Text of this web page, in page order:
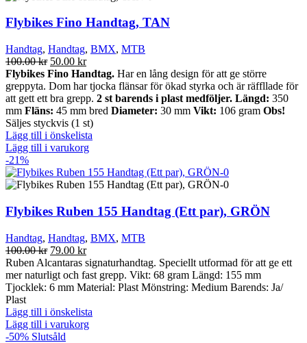
Flybikes Fino Handtag, TAN
Handtag, Handtag, BMX, MTB
100.00kr Det
ursprungliga
priset
var:
100.00 kr.
50.00 krDet
nuvarande
priset
är:
50.00 kr.
Flybikes Fino Handtag. Har en lång design för att ge större
greppyta. Dom har tjocka flänsar för ökad styrka och är räffllade för
att gett ett bra grepp. 2 st barends i plast medföljer. Längd: 350
mm Fläns: 45 mm bred Diameter: 30 mm Vikt: 106 gram Obs!
Säljes styckvis (1 st)
Lägg till i önskelista
Lägg till i varukorg
-21%
Flybikes Ruben 155 Handtag (Ett par), GRÖN
Handtag, Handtag, BMX, MTB
100.00kr Det
ursprungliga
priset
var:
79.00 krDet
nuvarande
priset
är:
Ruben Alcantaras signaturhandtag. Speciellt utformad för att ge ett
mer naturligt och fast grepp. Vikt: 68 gram Längd: 155 mm
Tjocklek: 6 mm Material: Plast Mönstring: Medium Barends: Ja/
Plast
Lägg till i önskelista
Lägg till i varukorg
-50% Slutsåld